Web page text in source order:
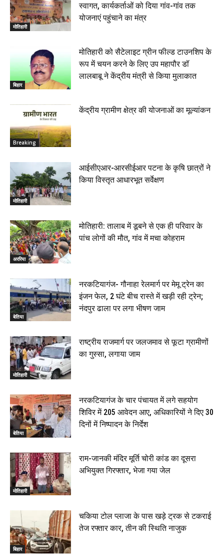
मोतिहारी
स्वागत, कार्यकर्ताओं को दिया गांव-गांव तक
योजनाएं पहुंचाने का मंत्र
बिहार
मोतिहारी को सैटेलाइट ग्रीन फील्ड टाउनशिप के
रूप में चयन करने के लिए उप महापौर डॉ
लालबाबू ने केंद्रीय मंत्री से किया मुलाकात
Breaking
केंद्रीय ग्रामीण क्षेत्र की योजनाओं का मूल्यांकन
मोतिहारी
आईसीएआर-आरसीईआर पटना के कृषि छात्रों ने
किया विस्तृत आधारभूत सर्वेक्षण
अररिया
मोतिहारी: तालाब में डूबने से एक ही परिवार के
पांच लोगों की मौत, गांव में मचा कोहराम
बेतिया
नरकटियागंज- गौनाहा रेलमार्ग पर मेमू ट्रेन का
इंजन फेल, 2 घंटे बीच रास्ते में खड़ी रही ट्रेन;
नंदपुर ढाला पर लगा भीषण जाम
मोतिहारी
राष्ट्रीय राजमार्ग पर जलजमाव से फूटा ग्रामीणों
का गुस्सा, लगाया जाम
बेतिया
नरकटियागंज के चार पंचायत में लगे सहयोग
शिविर में 205 आवेदन आए, अधिकारियों ने दिए 30
दिनों में निष्पादन के निर्देश
मोतिहारी
राम-जानकी मंदिर मूर्ति चोरी कांड का दूसरा
अभियुक्त गिरफ्तार, भेजा गया जेल
बिहार
चकिया टोल प्लाजा के पास खड़े ट्रक से टकराई
तेज रफ्तार कार, तीन की स्थिति नाजुक